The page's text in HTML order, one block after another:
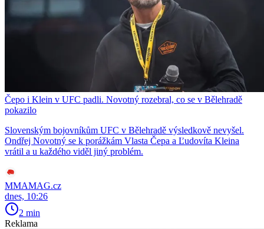
Čepo i Klein v UFC padli. Novotný rozebral, co se v Bělehradě
pokazilo
Slovenským bojovníkům UFC v Bělehradě výsledkově nevyšel.
Ondřej Novotný se k porážkám Vlasta Čepa a Ľudovíta Kleina
vrátil a u každého viděl jiný problém.
MMAMAG.cz
dnes, 10:26
2 min
Reklama